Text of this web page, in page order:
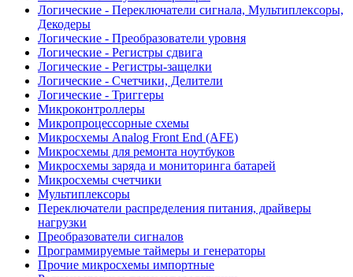
Логические - Переключатели сигнала, Мультиплексоры,
Декодеры
Логические - Преобразователи уровня
Логические - Регистры сдвига
Логические - Регистры-защелки
Логические - Счетчики, Делители
Логические - Триггеры
Микроконтроллеры
Микропроцессорные схемы
Микросхемы Analog Front End (AFE)
Микросхемы для ремонта ноутбуков
Микросхемы заряда и мониторинга батарей
Микросхемы счетчики
Мультиплексоры
Переключатели распределения питания, драйверы
нагрузки
Преобразователи сигналов
Программируемые таймеры и генераторы
Прочие микросхемы импортные